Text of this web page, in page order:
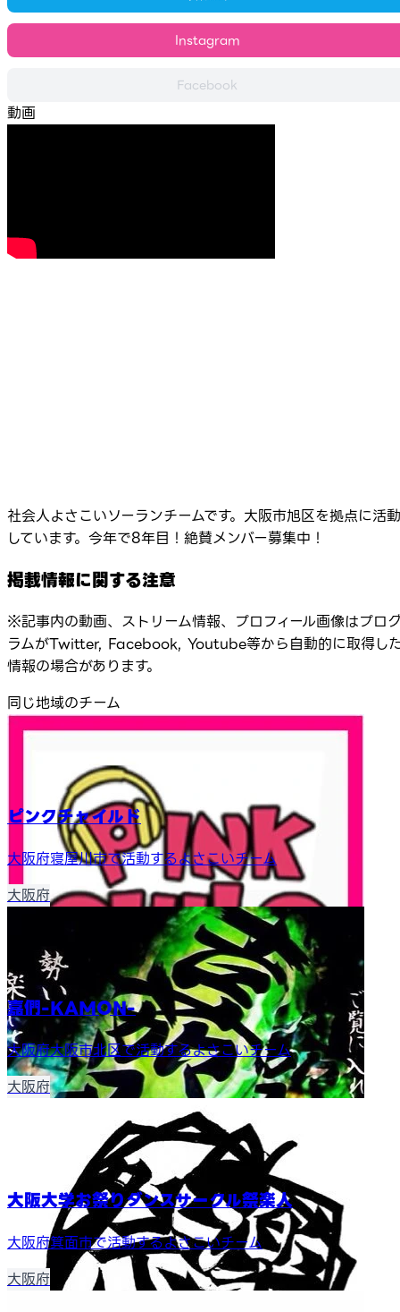
Instagram
Facebook
動画
社会人よさこいソーランチームです。大阪市旭区を拠点に活動
しています。今年で8年目！絶賛メンバー募集中！
掲載情報に関する注意
※記事内の動画、ストリーム情報、プロフィール画像はプロ
ラムがTwitter, Facebook, Youtube等から自動的に取得し
情報の場合があります。
同じ地域のチーム
ピンクチャイルド
大阪府寝屋川市で活動するよさこいチーム
大阪府
嘉們-KAMON-
大阪府大阪市北区で活動するよさこいチーム
大阪府
大阪大学お祭りダンスサークル祭楽人
大阪府箕面市で活動するよさこいチーム
大阪府